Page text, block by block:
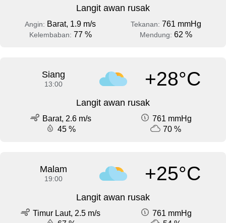
Langit awan rusak
Angin: Barat, 1.9 m/s Tekanan: 761 mmHg
Kelembaban: 77 % Mendung: 62 %
Siang
13:00 +28°C
Langit awan rusak
Barat, 2.6 m/s
761 mmHg
45 %
70 %
Malam
19:00 +25°C
Langit awan rusak
Timur Laut, 2.5 m/s
761 mmHg